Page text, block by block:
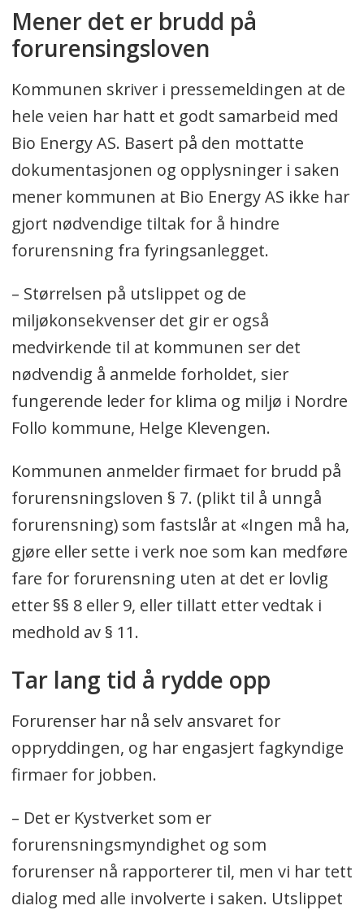
Mener det er brudd på
forurensingsloven
Kommunen skriver i pressemeldingen at de
hele veien har hatt et godt samarbeid med
Bio Energy AS. Basert på den mottatte
dokumentasjonen og opplysninger i saken
mener kommunen at Bio Energy AS ikke har
gjort nødvendige tiltak for å hindre
forurensning fra fyringsanlegget.
– Størrelsen på utslippet og de
miljøkonsekvenser det gir er også
medvirkende til at kommunen ser det
nødvendig å anmelde forholdet, sier
fungerende leder for klima og miljø i Nordre
Follo kommune, Helge Klevengen.
Kommunen anmelder firmaet for brudd på
forurensningsloven § 7. (plikt til å unngå
forurensning) som fastslår at «Ingen må ha,
gjøre eller sette i verk noe som kan medføre
fare for forurensning uten at det er lovlig
etter §§ 8 eller 9, eller tillatt etter vedtak i
medhold av § 11.
Tar lang tid å rydde opp
Forurenser har nå selv ansvaret for
oppryddingen, og har engasjert fagkyndige
firmaer for jobben.
– Det er Kystverket som er
forurensningsmyndighet og som
forurenser nå rapporterer til, men vi har tett
dialog med alle involverte i saken. Utslippet